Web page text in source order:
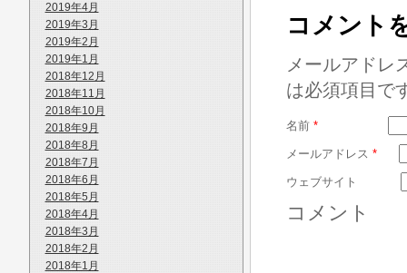
2019年4月
2019年3月
2019年2月
2019年1月
2018年12月
2018年11月
2018年10月
2018年9月
2018年8月
2018年7月
2018年6月
2018年5月
2018年4月
2018年3月
2018年2月
2018年1月
コメント
メールアドレ
は必須項目で
名前 *
メールアドレス *
ウェブサイト
コメント